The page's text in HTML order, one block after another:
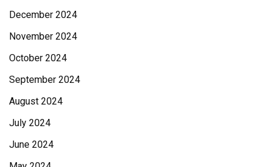
December 2024
November 2024
October 2024
September 2024
August 2024
July 2024
June 2024